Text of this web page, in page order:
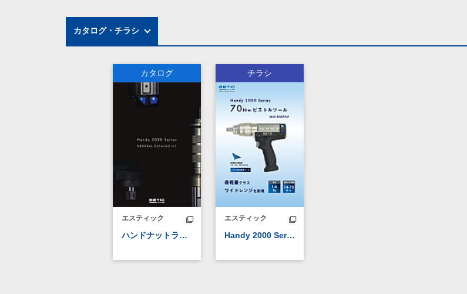
カタログ・チラシ
カタログ
エスティック
ハンドナットランナ総合カタログ Handy 2000 Series
チラシ
エスティック
Handy 2000 Series 70N・m ピストルツール EH2-T0070-P